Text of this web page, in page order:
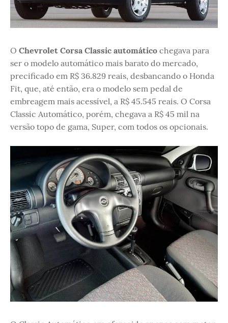
O Chevrolet Corsa Classic automático chegava para
ser o modelo automático mais barato do mercado,
precificado em R$ 36.829 reais, desbancando o Honda
Fit, que, até então, era o modelo sem pedal de
embreagem mais acessível, a R$ 45.545 reais. O Corsa
Classic Automático, porém, chegava a R$ 45 mil na
versão topo de gama, Super, com todos os opcionais.